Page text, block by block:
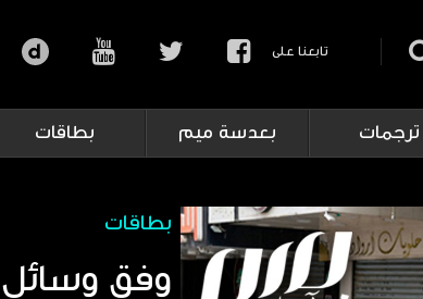
تابعنا على
ترجمات بعدسة ميم بطاقات
بطاقات
وفق